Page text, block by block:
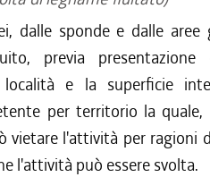
dalle sponde e dalle aree
previa presentazione
e la superficie
per territorio la
vietare l'attività per ragioni
l'attività può essere svolta.